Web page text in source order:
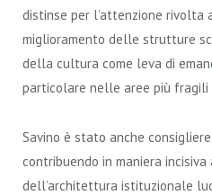
distinse per l’attenzione rivolta
miglioramento delle strutture
della cultura come leva di
particolare nelle aree più fragili
Savino è stato anche
contribuendo in maniera
dell’architettura istituzionale